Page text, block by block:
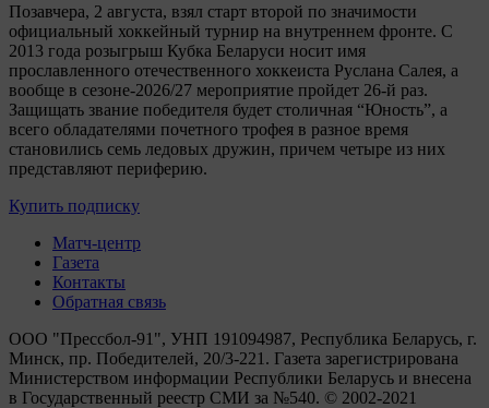
Позавчера, 2 августа, взял старт второй по значимости
официальный хоккейный турнир на внутреннем фронте. C
2013 года розыгрыш Кубка Беларуси носит имя
прославленного отечественного хоккеиста Руслана Салея, а
вообще в сезоне-2026/27 мероприятие пройдет 26-й раз.
Защищать звание победителя будет столичная “Юность”, а
всего обладателями почетного трофея в разное время
становились семь ледовых дружин, причем четыре из них
представляют периферию.
Купить подписку
Матч-центр
Газета
Контакты
Обратная связь
ООО "Прессбол-91", УНП 191094987, Республика Беларусь, г.
Минск, пр. Победителей, 20/3-221. Газета зарегистрирована
Министерством информации Республики Беларусь и внесена
в Государственный реестр СМИ за №540. © 2002-2021